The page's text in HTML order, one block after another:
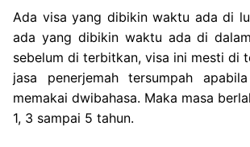
Ada visa yang dibikin waktu ada di
ada yang dibikin waktu ada di
sebelum di terbitkan, visa ini mesti di
jasa penerjemah tersumpah
memakai dwibahasa. Maka masa
1, 3 sampai 5 tahun.